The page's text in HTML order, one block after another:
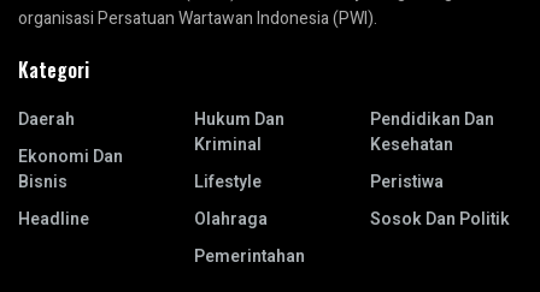
organisasi Persatuan Wartawan Indonesia (PWI).
Kategori
Daerah
Ekonomi Dan
Bisnis
Headline
Hukum Dan
Kriminal
Lifestyle
Olahraga
Pemerintahan
Pendidikan Dan
Kesehatan
Peristiwa
Sosok Dan Politik